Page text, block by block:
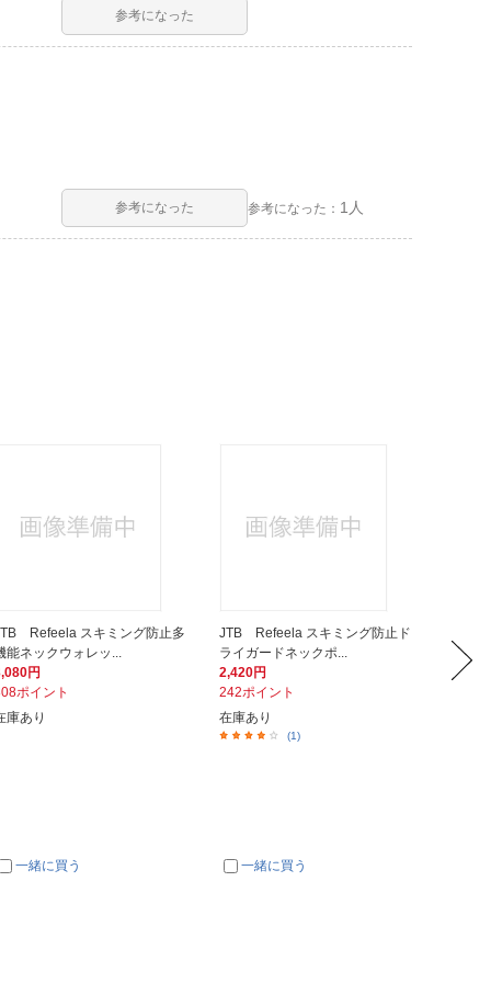
参考になった
参考になった 参考になった： 1人
Refeela スキミング防止多
能ネックウォレッ...
円
ポイント
庫あり
一緒に買う
JTB Refeela スキミング防止ド
ライガードネックポ...
2,420円
242ポイント
在庫あり
(1)
一緒に買う
ライ
2,420円